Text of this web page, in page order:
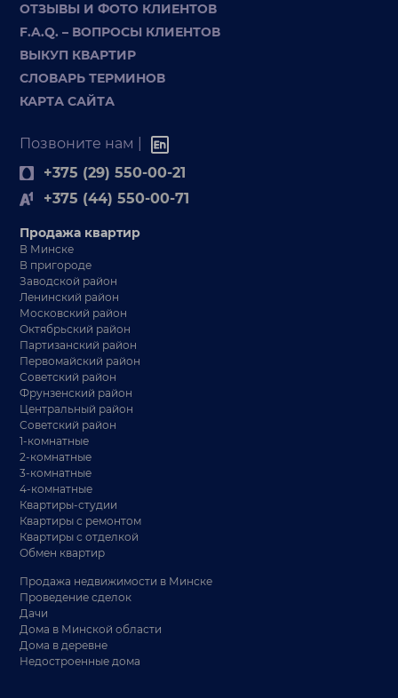
ОТЗЫВЫ И ФОТО КЛИЕНТОВ
F.A.Q. – ВОПРОСЫ КЛИЕНТОВ
ВЫКУП КВАРТИР
СЛОВАРЬ ТЕРМИНОВ
КАРТА САЙТА
Позвоните нам |
+375 (29) 550-00-21
+375 (44) 550-00-71
Продажа квартир
В Минске
В пригороде
Заводской район
Ленинский район
Московский район
Октябрьский район
Партизанский район
Первомайский район
Советский район
Фрунзенский район
Центральный район
Советский район
1-комнатные
2-комнатные
3-комнатные
4-комнатные
Квартиры-студии
Квартиры с ремонтом
Квартиры с отделкой
Обмен квартир
Продажа недвижимости в Минске
Проведение сделок
Дачи
Дома в Минской области
Дома в деревне
Недостроенные дома